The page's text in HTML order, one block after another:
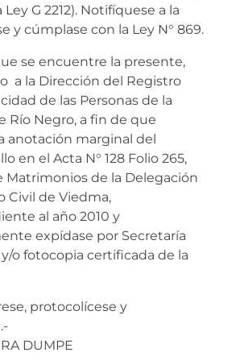
Ley G 2212). Notifíquese a la
y cúmplase con la Ley N° 869.
se encuentre la presente,
a la Dirección del Registro
de las Personas de la
Río Negro, a fin de que
anotación marginal del
en el Acta N° 128 Folio 265,
Matrimonios de la Delegación
Civil de Viedma,
al año 2010 y
expídase por Secretaría
o fotocopia certificada de la
protocolícese y
DUMPE